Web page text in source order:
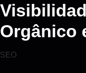
Orgânico
SEO